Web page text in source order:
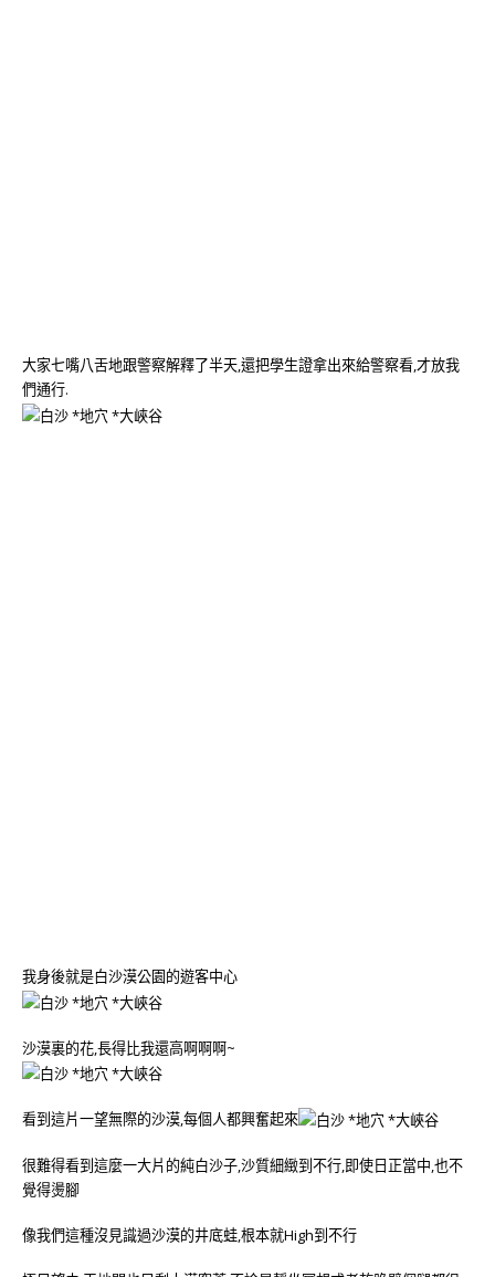
大家七嘴八舌地跟警察解釋了半天,還把學生證拿出來給警察看,才放我
們通行.
我身後就是白沙漠公園的遊客中心
沙漠裏的花,長得比我還高啊啊啊~
看到這片一望無際的沙漠,每個人都興奮起來
很難得看到這麼一大片的純白沙子,沙質細緻到不行,即使日正當中,也不
覺得燙腳
像我們這種沒見識過沙漠的井底蛙,根本就High到不行